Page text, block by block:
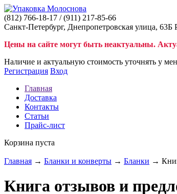
(812) 766-18-17 / (911) 217-85-66
Санкт-Петербург, Днепропетровская улица,
Цены на сайте могут быть неактуальны.
Наличие и актуальную стоимость уточнять у
Регистрация Вход
Главная
Доставка
Контакты
Статьи
Прайс-лист
Корзина пуста
Главная → Бланки и конверты → Бланки →
Книга отзывов и